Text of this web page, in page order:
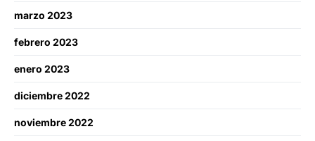
marzo 2023
febrero 2023
enero 2023
diciembre 2022
noviembre 2022